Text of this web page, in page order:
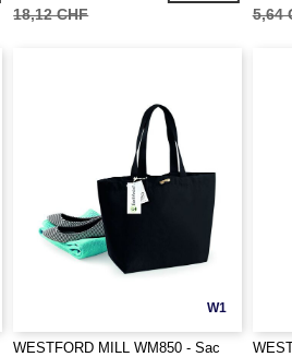
18,12 CHF 5,64
W1
WESTFORD MILL WM850 - Sac